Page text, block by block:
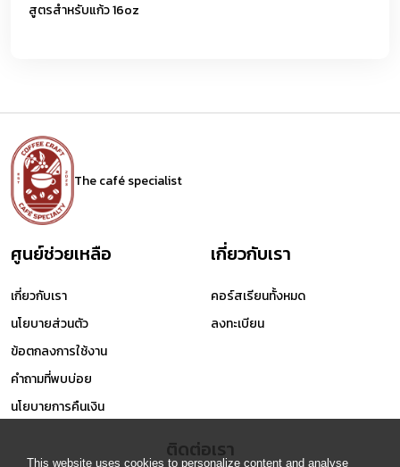
This website uses cookies to personalize content and analyse
สูตรสำหรับแก้ว 16oz
The café specialist
ศูนย์ช่วยเหลือ
เกี่ยวกับเรา
นโยบายส่วนตัว
ข้อตกลงการใช้งาน
คำถามที่พบบ่อย
นโยบายการคืนเงิน
เกี่ยวกับเรา
คอร์สเรียนทั้งหมด
ลงทะเบียน
ติดต่อเรา